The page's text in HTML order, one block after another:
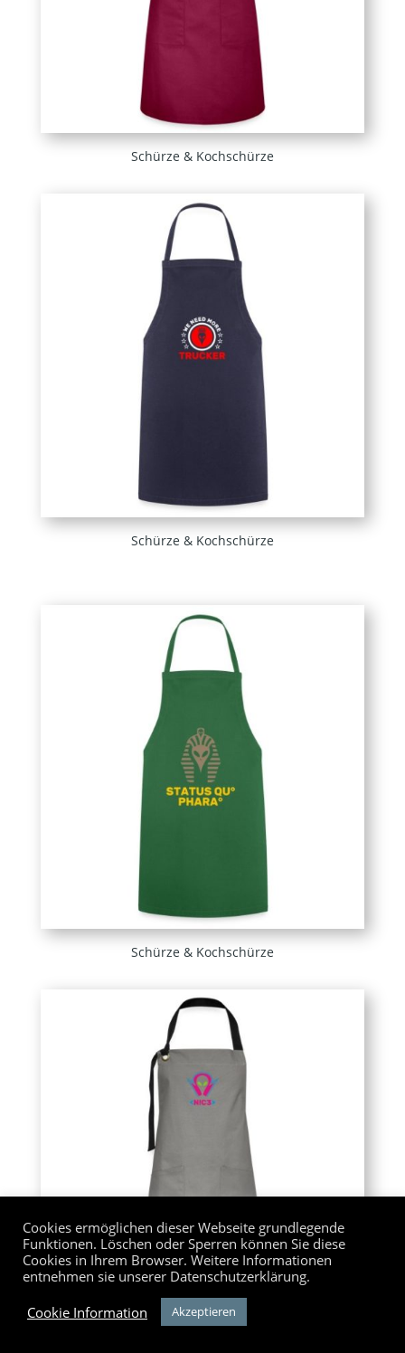
Schürze & Kochschürze
Schürze & Kochschürze
Schürze & Kochschürze
Cookies ermöglichen dieser Webseite grundlegende
Funktionen. Löschen oder Sperren können Sie diese
Cookies in Ihrem Browser. Weitere Informationen
entnehmen sie unserer Datenschutzerklärung.
Cookie Information
Akzeptieren